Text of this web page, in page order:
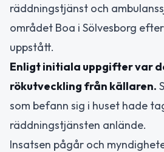
räddningstjänst och
området Boa i Sölvesborg
uppstått.
Enligt initiala uppgifter var
rökutveckling från källaren.
som befann sig i huset hade
räddningstjänsten anlände.
Insatsen pågår och